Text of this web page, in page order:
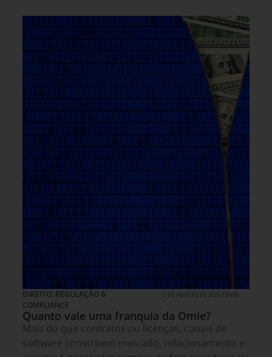
DIREITO, REGULAÇÃO &
COMPLIANCE
2 DE AGOSTO DE 2026 13H00
Quanto vale uma franquia da Omie?
Mais do que contratos ou licenças, canais de
software constroem mercado, relacionamento e